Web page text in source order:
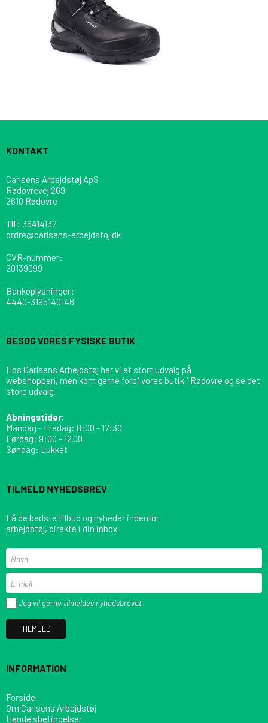
KONTAKT
Carlsens Arbejdstøj ApS
Rødovrevej 269
2610 Rødovre
Tlf: 36414132
ordre@carlsens-arbejdstoj.dk
CVR-nummer:
20139099
Bankoplysninger:
4440-3195140146
BESØG VORES FYSISKE BUTIK
Hos Carlsens Arbejdstøj har vi et stort udvalg på
webshoppen, men kom gerne forbi vores butik i Rødovre og se det
store udvalg.
Åbningstider:
Mandag - Fredag: 8:00 - 17:30
Lørdag: 9:00 - 12.00
Søndag: Lukket
TILMELD NYHEDSBREV
Få de bedste tilbud og nyheder indenfor
arbejdstøj, direkte i din inbox
Jeg vil gerne tilmeldes nyhedsbrevet
TILMELD
INFORMATION
Forside
Om Carlsens Arbejdstøj
Handelsbetingelser